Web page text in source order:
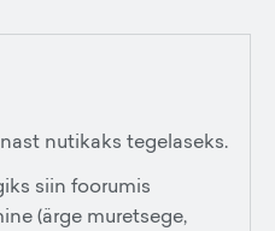
nutikaks tegelaseks.
siin foorumis
(ärge muretsege,